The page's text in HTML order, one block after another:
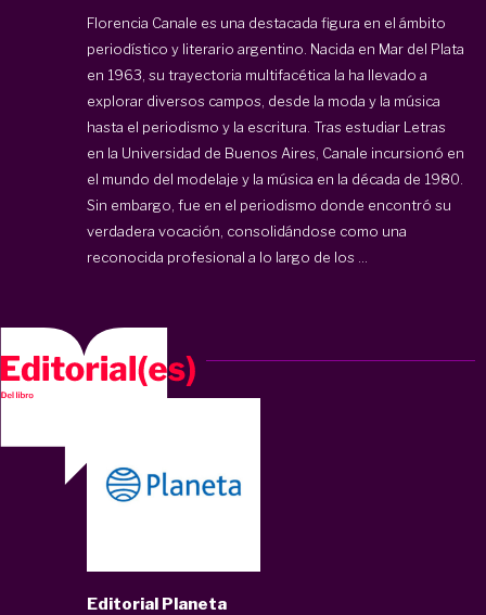
Florencia Canale es una destacada figura en el ámbito
periodístico y literario argentino. Nacida en Mar del Plata
en 1963, su trayectoria multifacética la ha llevado a
explorar diversos campos, desde la moda y la música
hasta el periodismo y la escritura. Tras estudiar Letras
en la Universidad de Buenos Aires, Canale incursionó en
el mundo del modelaje y la música en la década de 1980.
Sin embargo, fue en el periodismo donde encontró su
verdadera vocación, consolidándose como una
reconocida profesional a lo largo de los ...
Editorial Planeta